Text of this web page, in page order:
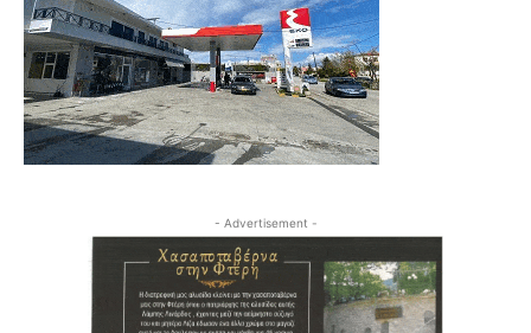
- Advertisement -